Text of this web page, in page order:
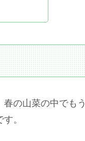
の山菜の中でもう
。